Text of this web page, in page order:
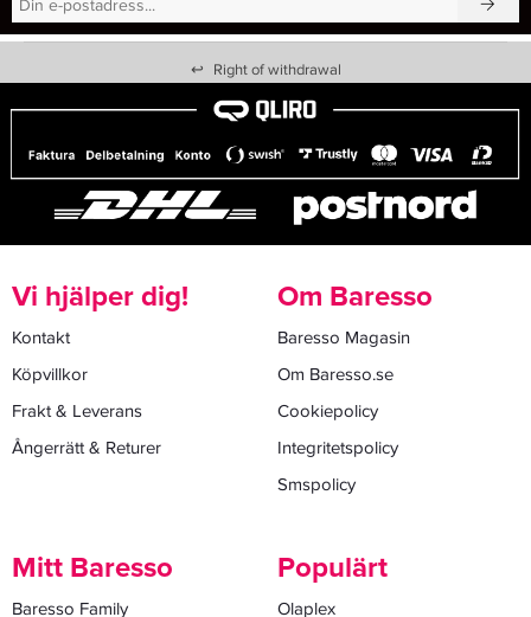
↩ Right of withdrawal
Vi hjälper dig!
Kontakt
Köpvillkor
Frakt & Leverans
Ångerrätt & Returer
Om Baresso
Baresso Magasin
Om Baresso.se
Cookiepolicy
Integritetspolicy
Smspolicy
Mitt Baresso
Baresso Family
Populärt
Olaplex